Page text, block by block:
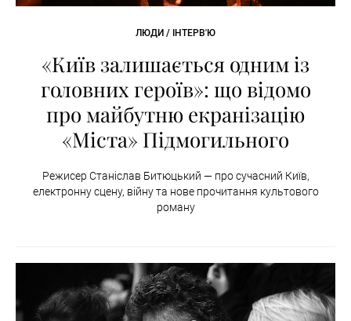
ЛЮДИ / ІНТЕРВ'Ю
«Київ залишається одним із
головних героїв»: що відомо
про майбутню екранізацію
«Міста» Підмогильного
Режисер Станіслав Битюцький — про сучасний Київ,
електронну сцену, війну та нове прочитання культового
роману